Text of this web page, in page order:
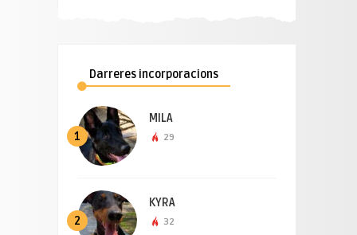
Darreres incorporacions
1
MILA
29
2
KYRA
32